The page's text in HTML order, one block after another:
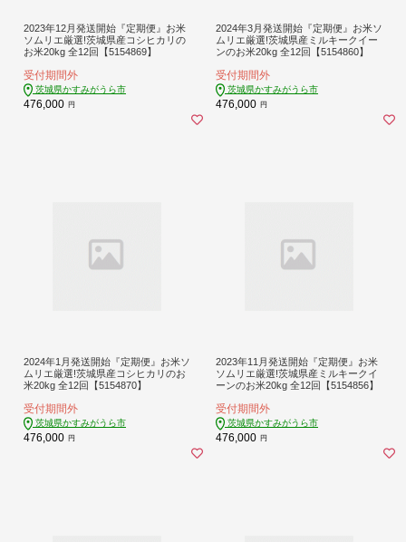
2023年12月発送開始『定期便』お米
ソムリエ厳選!茨城県産コシヒカリの
お米20kg 全12回【5154869】
受付期間外
茨城県かすみがうら市
476,000 円
2024年3月発送開始『定期便』お米ソ
ムリエ厳選!茨城県産ミルキークイー
ンのお米20kg 全12回【5154860】
受付期間外
茨城県かすみがうら市
476,000 円
2024年1月発送開始『定期便』お米ソ
ムリエ厳選!茨城県産コシヒカリのお
米20kg 全12回【5154870】
受付期間外
茨城県かすみがうら市
476,000 円
2023年11月発送開始『定期便』お米
ソムリエ厳選!茨城県産ミルキークイ
ーンのお米20kg 全12回【5154856】
受付期間外
茨城県かすみがうら市
476,000 円